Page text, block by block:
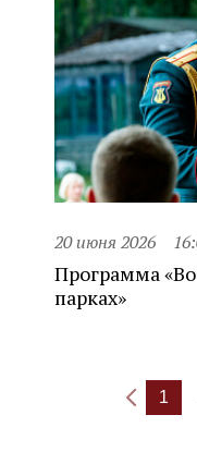
20 июня 2026
Программа
парках»
1